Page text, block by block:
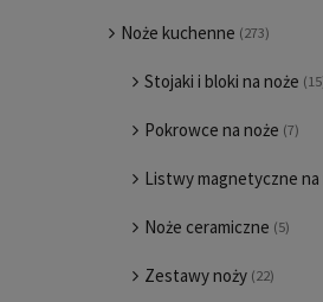
Noże kuchenne (273)
Stojaki i bloki na noże
Pokrowce na noże (7)
Listwy magnetyczne na
Noże ceramiczne (5)
Zestawy noży (22)